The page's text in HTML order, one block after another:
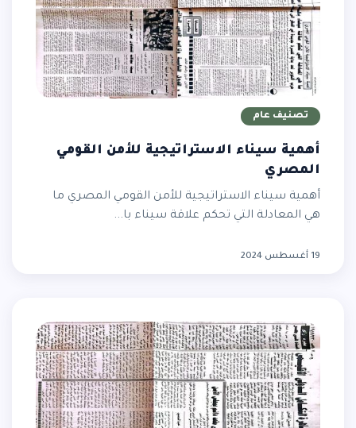
تصنيف عام
أهمية سيناء الاستراتيجية للأمن القومي
المصري
أهمية سيناء الاستراتيجية للأمن القومي المصري ما
هي المعادلة التي تحكم علاقة سيناء با...
19 أغسطس 2024